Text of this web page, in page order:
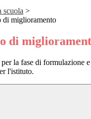
scuola >
di miglioramento
di
la fase di formulazione
l'istituto.